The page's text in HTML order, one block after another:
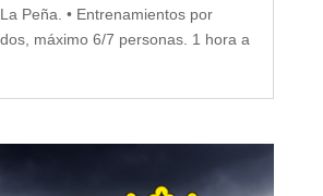
Peña. • Entrenamientos por
máximo 6/7 personas. 1 hora a